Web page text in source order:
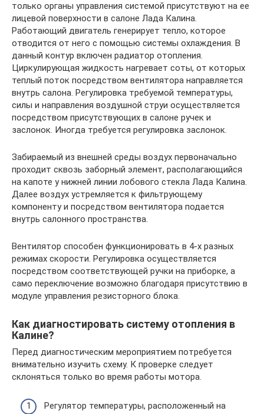
только органы управления системой присутствуют на ее
лицевой поверхности в салоне Лада Калина.
Работающий двигатель генерирует тепло, которое
отводится от него с помощью системы охлаждения. В
данный контур включен радиатор отопления.
Циркулирующая жидкость нагревает соты, от которых
теплый поток посредством вентилятора направляется
внутрь салона. Регулировка требуемой температуры,
силы и направления воздушной струи осуществляется
посредством присутствующих в салоне ручек и
заслонок. Иногда требуется регулировка заслонок.
Забираемый из внешней среды воздух первоначально
проходит сквозь заборный элемент, располагающийся
на капоте у нижней линии лобового стекла Лада Калина.
Далее воздух устремляется к фильтрующему
компоненту и посредством вентилятора подается
внутрь салонного пространства.
Вентилятор способен функционировать в 4-х разных
режимах скорости. Регулировка осуществляется
посредством соответствующей ручки на приборке, а
само переключение возможно благодаря присутствию в
модуле управления резисторного блока.
Как диагностировать систему отопления в
Калине?
Перед диагностическим мероприятием потребуется
внимательно изучить схему. К проверке следует
склоняться только во время работы мотора.
Регулятор температуры, расположенный на